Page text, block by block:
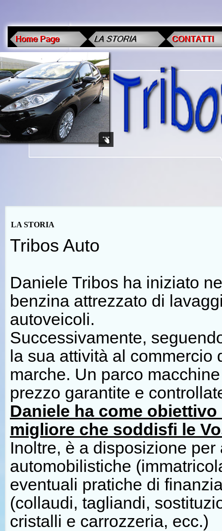
LA STORIA
Tribos Auto
Daniele Tribos ha iniziato
benzina attrezzato di
autoveicoli.
Successivamente,
la sua attività al
marche. Un parco
prezzo garantite e
Daniele ha come
migliore che soddisfi le
Inoltre, è a disposizione
automobilistiche
eventuali pratiche di
(collaudi, tagliandi,
cristalli e carrozzeria, ecc.)